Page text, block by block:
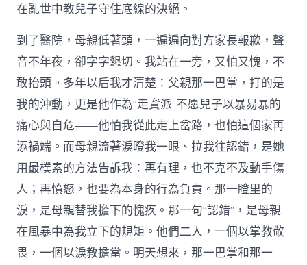
在亂世中教兒子守住底線的決絕。
到了醫院，母親低著頭，一遍遍向對方家長報歉，聲
音不年夜，卻字字懇切。我站在一旁，又怕又愧，不
敢抬頭。多年以后我才清楚：父親那一巴掌，打的是
我的沖動，更是他作為“走資派”不愿兒子以暴易暴的
痛心與自危——他怕我從此走上岔路，也怕這個家再
添禍端。而母親流著淚瞪我一眼、拉我往認錯，是她
用最樸素的方法告訴我：再有理，也不克不及動手傷
人；再憤怒，也要為本身的行為負責。那一瞪里的
淚，是母親替我擔下的愧疚。那一句“認錯”，是母親
在風暴中為我立下的規矩。他們二人，一個以掌教敬
畏，一個以淚教擔當。明天想來，那一巴掌和那一